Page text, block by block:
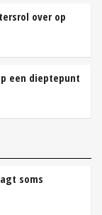
over op
een dieptepunt
soms